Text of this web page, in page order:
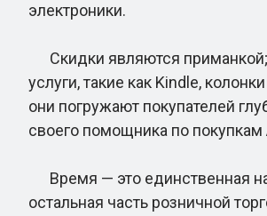
электроники.
Скидки являются приманкой;
услуги, такие как Kindle,
они погружают покупателей
своего помощника по покупкам
Время — это единственная
остальная часть розничной